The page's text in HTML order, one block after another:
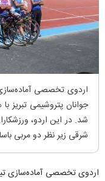
اردوی تخصصی
جوانان پتروشیمی تبریز
شد. در این اردو،
شرقی زیر نظر دو مربی
اردوی تخصصی آماده‌سازی